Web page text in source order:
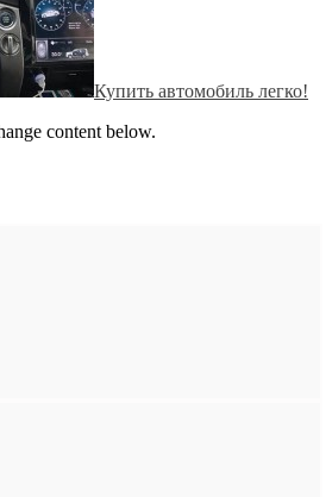
Купить автомобиль легко!
content below.